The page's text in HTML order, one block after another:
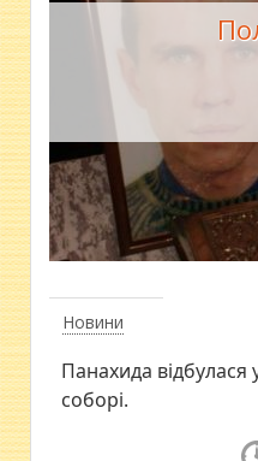
Новини
Панахида
соборі.